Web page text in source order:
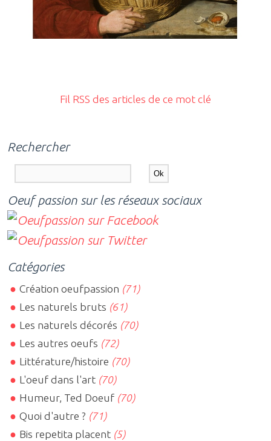
Fil RSS des articles de ce mot clé
Rechercher
Oeuf passion sur les réseaux sociaux
Catégories
Création oeufpassion (71)
Les naturels bruts (61)
Les naturels décorés (70)
Les autres oeufs (72)
Littérature/histoire (70)
L'oeuf dans l'art (70)
Humeur, Ted Doeuf (70)
Quoi d'autre ? (71)
Bis repetita placent (5)